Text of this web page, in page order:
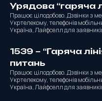
Урядова “гаряча
Працює цілодобово. Дзвінки з
Укртелекому, телефонів
Україна, Лайфселл для
1539 – “Гаряча
питань
Працює цілодобово. Дзвінки з
Укртелекому, телефонів
Україна, Лайфселл для